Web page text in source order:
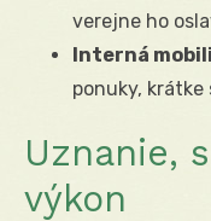
verejne ho
Interná
ponuky,
Uznanie,
výkon